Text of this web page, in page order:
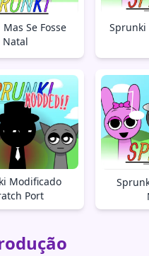
Se Fosse
Natal
Sprunki
Modificado
Port